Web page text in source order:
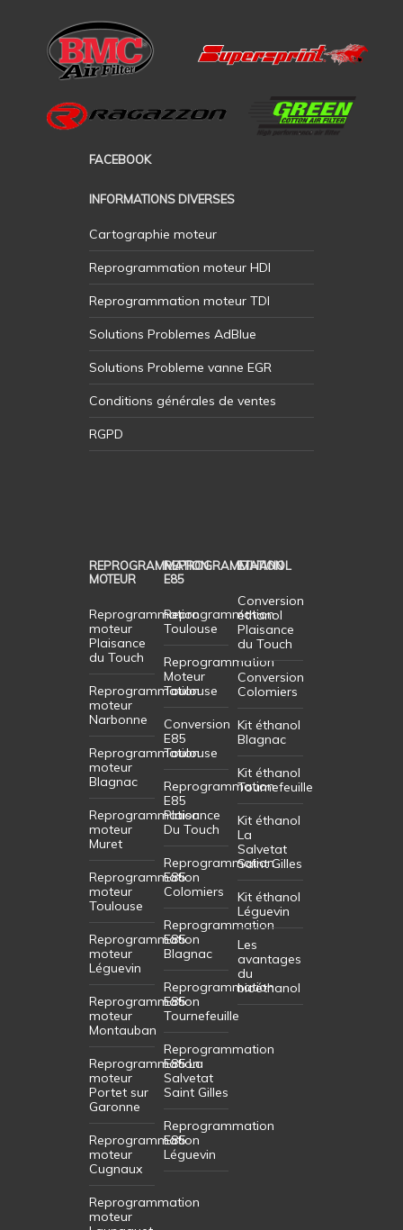
FACEBOOK
INFORMATIONS DIVERSES
Cartographie moteur
Reprogrammation moteur HDI
Reprogrammation moteur TDI
Solutions Problemes AdBlue
Solutions Probleme vanne EGR
Conditions générales de ventes
RGPD
REPROGRAMMATION
MOTEUR
Reprogrammation
moteur
Plaisance
du Touch
Reprogrammation
moteur
Narbonne
Reprogrammation
moteur
Blagnac
Reprogrammation
moteur
Muret
Reprogrammation
moteur
Toulouse
Reprogrammation
moteur
Léguevin
Reprogrammation
moteur
Montauban
Reprogrammation
moteur
Portet sur
Garonne
Reprogrammation
moteur
Cugnaux
Reprogrammation
moteur
REPROGRAMMATION
E85
Reprogrammation
Toulouse
Reprogrammation
Moteur
Toulouse
Conversion
E85
Toulouse
Reprogrammation
E85
Plaisance
Du Touch
Reprogrammation
E85
Colomiers
Reprogrammation
E85
Blagnac
Reprogrammation
E85
Tournefeuille
Reprogrammation
E85 La
Salvetat
Saint Gilles
Reprogrammation
E85
Léguevin
ETHANOL
Conversion
éthanol
Plaisance
du Touch
Conversion
Colomiers
Kit éthanol
Blagnac
Kit éthanol
Tournefeuille
Kit éthanol
La
Salvetat
Saint Gilles
Kit éthanol
Léguevin
Les
avantages
du
bioéthanol